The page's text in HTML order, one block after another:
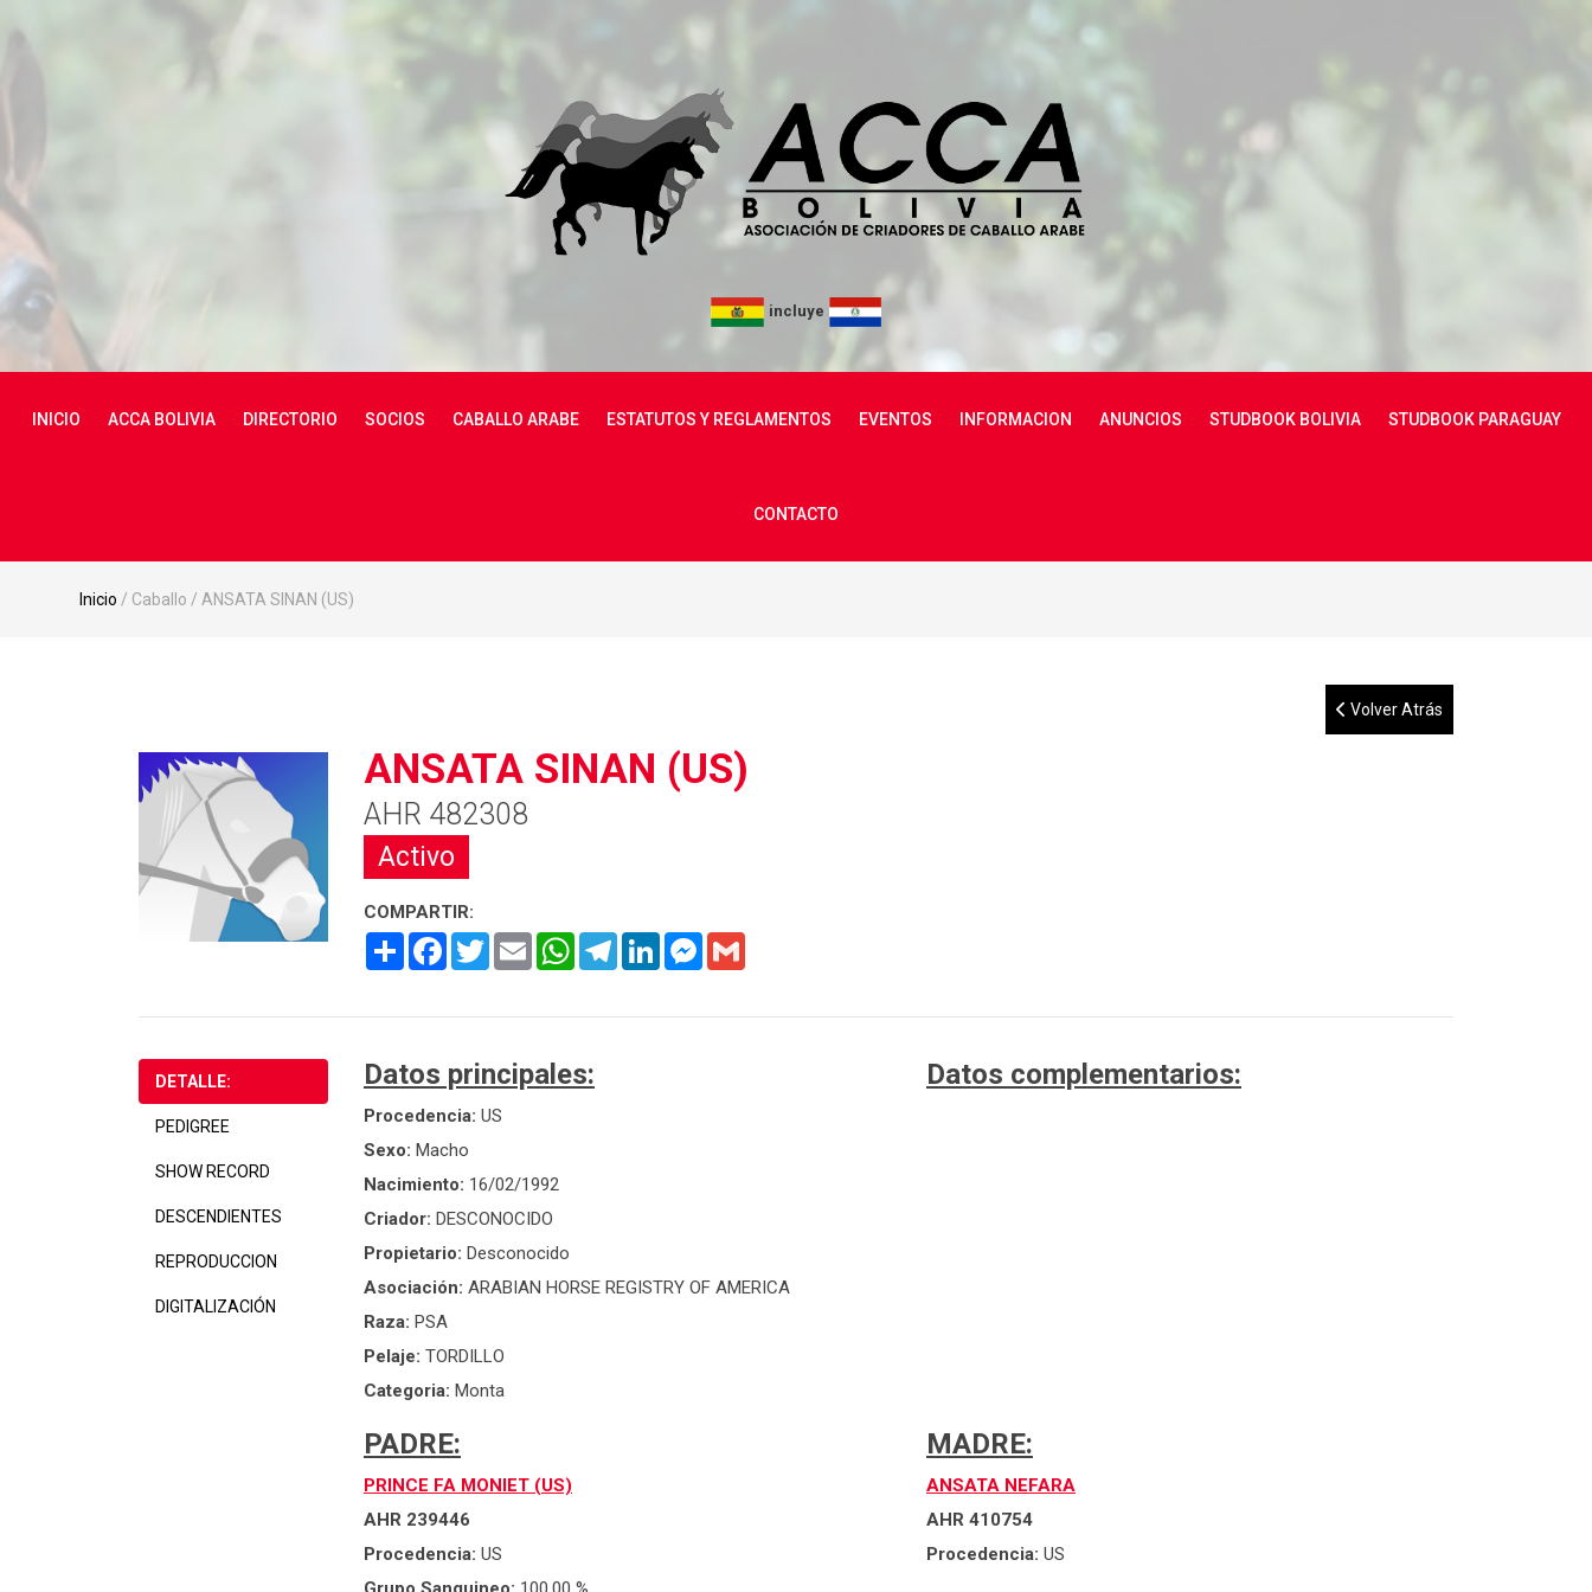
incluye
INICIO ACCA BOLIVIA DIRECTORIO SOCIOS CABALLO ARABE ESTATUTOS Y REGLAMENTOS EVENTOS INFORMACION ANUNCIOS STUDBOOK BOLIVIA STUDBOOK PARAGUAY
CONTACTO
Inicio / Caballo / ANSATA SINAN (US)
Volver Atrás
ANSATA SINAN (US)
AHR 482308
Activo
COMPARTIR:
Share FacebookTwitterEmail WhatsAppTelegramLinkedInMessenger
DETALLE:
PEDIGREE
SHOW RECORD
DESCENDIENTES
REPRODUCCION
DIGITALIZACIÓN
Datos principales:
Procedencia: US
Sexo: Macho
Nacimiento: 16/02/1992
Criador: DESCONOCIDO
Propietario: Desconocido
Asociación: ARABIAN HORSE REGISTRY OF AMERICA
Raza: PSA
Pelaje: TORDILLO
Categoria: Monta
Datos complementarios:
PADRE:
PRINCE FA MONIET (US)
AHR 239446
Procedencia: US
MADRE:
ANSATA NEFARA
AHR 410754
Procedencia: US